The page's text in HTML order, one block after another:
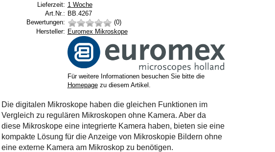
Lieferzeit: Lieferzeit:
1 Woche
Art.Nr.: BB.4267
Bewertungen:
(0)
Hersteller: Hersteller:
Euromex Mikroskope
Für weitere Informationen besuchen Sie bitte die
Homepagezu diesem Artikel.
Die digitalen Mikroskope haben die gleichen Funktionen im
Vergleich zu regulären Mikroskopen ohne Kamera. Aber da
diese Mikroskope eine integrierte Kamera haben, bieten sie eine
kompakte Lösung für die Anzeige von Mikroskopie Bildern ohne
eine externe Kamera am Mikroskop zu benötigen.